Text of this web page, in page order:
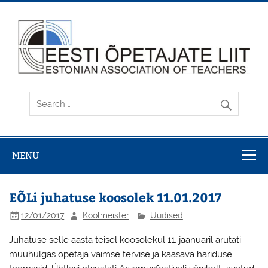
Skip
content
MENU
EÕLi juhatuse koosolek 11.01.2017
12/01/2017 Koolmeister Uudised
Juhatuse selle aasta teisel koosolekul 11. jaanuaril arutati
muuhulgas õpetaja vaimse tervise ja kaasava hariduse